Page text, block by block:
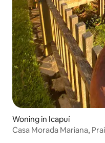
Woning in Icapuí
Casa Morada Mariana,